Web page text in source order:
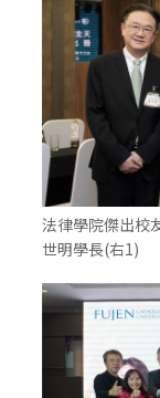
法律學院傑出校
世明學長(右1)